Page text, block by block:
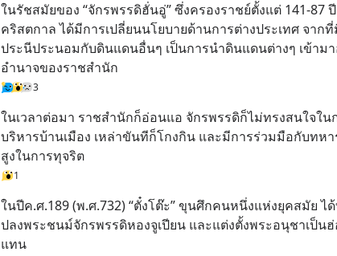
ในรัชสมัยของ “จักรพรรดิฮั่นอู่” ซึ่งครองราชย์ตั้งแต่ 141-87
คริสตกาล ได้มีการเปลี่ยนนโยบายด้านการต่างประเทศ จาก
ประนีประนอมกับดินแดนอื่นๆ เป็นการนำดินแดนต่างๆ เข้าม
อำนาจของราชสำนัก
3
ในเวลาต่อมา ราชสำนักก็อ่อนแอ จักรพรรดิก็ไม่ทรงสนใจใน
บริหารบ้านเมือง เหล่าขันทีก็โกงกิน และมีการร่วมมือกับทหา
สูงในการทุจริต
1
ในปีค.ศ.189 (พ.ศ.732) “ตั๋งโต๊ะ” ขุนศึกคนหนึ่งแห่งยุคสมัย ไ
ปลงพระชนม์จักรพรรดิหองจูเปียน และแต่งตั้งพระอนุชาเป็นฮ่
แทน